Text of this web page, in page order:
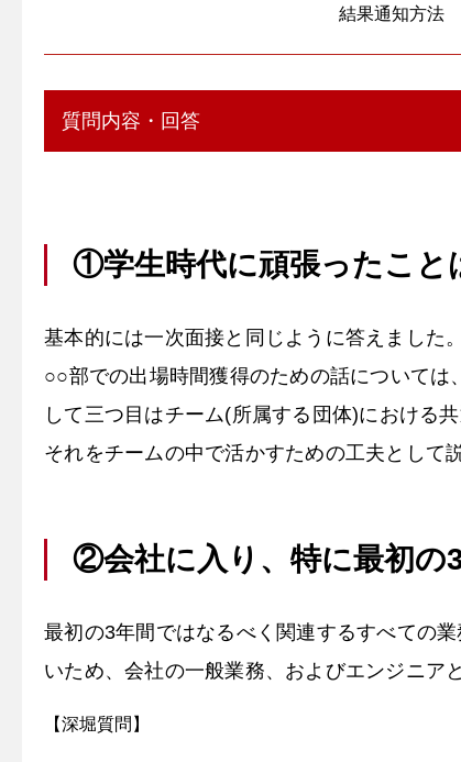
結果通知方法
質問内容・回答
①学生時代に頑張ったこと
基本的には一次面接と同じように答えました。
○○部での出場時間獲得のための話について
して三つ目はチーム(所属する団体)における
それをチームの中で活かすための工夫として
②会社に入り、特に最初の
最初の3年間ではなるべく関連するすべての
いため、会社の一般業務、およびエンジニア
【深堀質問】